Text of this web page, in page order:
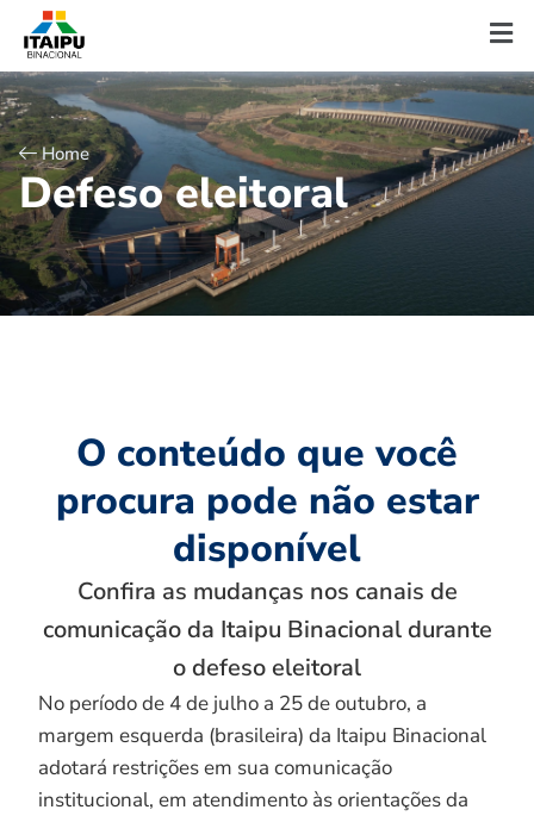
Home
Defeso eleitoral
O conteúdo que você
procura pode não estar
disponível
Confira as mudanças nos canais de
comunicação da Itaipu Binacional durante
o defeso eleitoral
No período de 4 de julho a 25 de outubro, a
margem esquerda (brasileira) da Itaipu Binacional
adotará restrições em sua comunicação
institucional, em atendimento às orientações da